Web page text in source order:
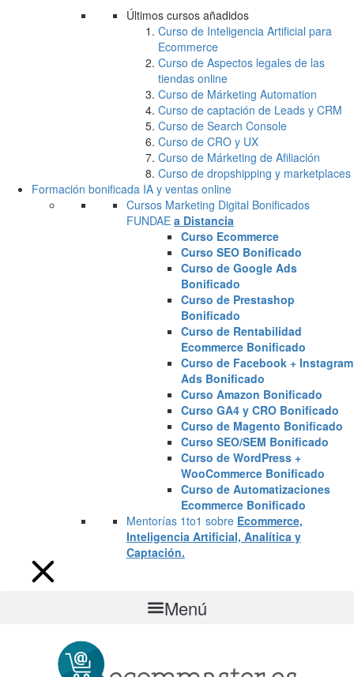
Últimos cursos añadidos
Curso de Inteligencia Artificial para
Ecommerce
Curso de Aspectos legales de las
tiendas online
Curso de Márketing Automation
Curso de captación de Leads y CRM
Curso de Search Console
Curso de CRO y UX
Curso de Márketing de Afiliación
Curso de dropshipping y marketplaces
Formación bonificada IA y ventas online
Cursos Marketing Digital Bonificados
FUNDAE a Distancia
Curso Ecommerce
Curso SEO Bonificado
Curso de Google Ads
Bonificado
Curso de Prestashop
Bonificado
Curso de Rentabilidad
Ecommerce Bonificado
Curso de Facebook + Instagram
Ads Bonificado
Curso Amazon Bonificado
Curso GA4 y CRO Bonificado
Curso de Magento Bonificado
Curso SEO/SEM Bonificado
Curso de WordPress +
WooCommerce Bonificado
Curso de Automatizaciones
Ecommerce Bonificado
Mentorías 1to1 sobre Ecommerce,
Inteligencia Artificial, Analítica y
Captación.
Menú